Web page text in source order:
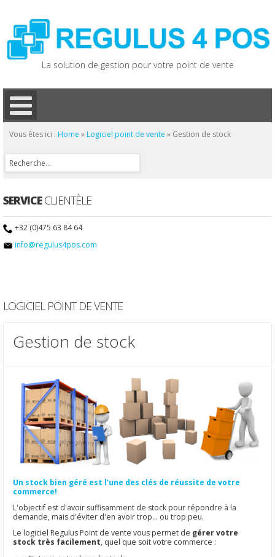
La solution de gestion pour votre point de vente
Vous êtes ici : Home » Logiciel point de vente » Gestion de stock
SERVICECLIENTÈLE
+32 (0)475 63 84 64
info@regulus4pos.com
LOGICIEL POINT DE VENTE
Gestion de stock
Un stock bien géré est l'une des clés de réussite de votre
commerce!
L'objectif est d'avoir suffisamment de stock pour répondre à la
demande, mais d'éviter d'en avoir trop... ou trop peu.
Le logiciel Regulus Point de vente vous permet de gérer votre
stock très facilement, quel que soit votre commerce :